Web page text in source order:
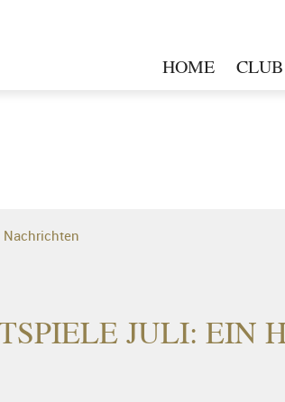
HOME CLUB
mitten in
Nachrichten
JULI: EIN